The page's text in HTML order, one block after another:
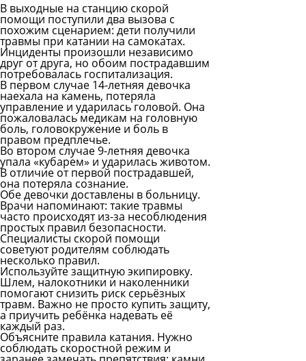
В выходные на станцию скорой
помощи поступили два вызова с
похожим сценарием: дети получили
травмы при катании на самокатах.
Инциденты произошли независимо
друг от друга, но обоим пострадавшим
потребовалась госпитализация.
В первом случае 14-летняя девочка
наехала на камень, потеряла
управление и ударилась головой. Она
пожаловалась медикам на головную
боль, головокружение и боль в
правом предплечье.
Во втором случае 9-летняя девочка
упала «кубарем» и ударилась животом.
В отличие от первой пострадавшей,
она потеряла сознание.
Обе девочки доставлены в больницу.
Врачи напоминают: такие травмы
часто происходят из-за несоблюдения
простых правил безопасности.
Специалисты скорой помощи
советуют родителям соблюдать
несколько правил.
Используйте защитную экипировку.
Шлем, налокотники и наколенники
помогают снизить риск серьёзных
травм. Важно не просто купить защиту,
а приучить ребёнка надевать её
каждый раз.
Объясните правила катания. Нужно
соблюдать скоростной режим и